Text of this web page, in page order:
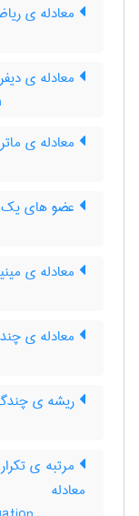
معادله ی
معادله ی
معادله ی
عضو های یک
معادله ی
معادله ی
ریشه ی
مرتبه ی
معادله